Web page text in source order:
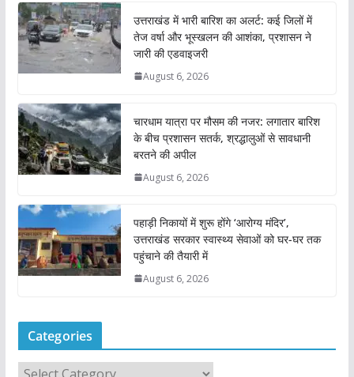
उत्तराखंड में भारी बारिश का अलर्ट: कई जिलों में
तेज वर्षा और भूस्खलन की आशंका, प्रशासन ने
जारी की एडवाइजरी
August 6, 2026
चारधाम यात्रा पर मौसम की नजर: लगातार बारिश
के बीच प्रशासन सतर्क, श्रद्धालुओं से सावधानी
बरतने की अपील
August 6, 2026
पहाड़ी निकायों में शुरू होंगे ‘आरोग्य मंदिर’,
उत्तराखंड सरकार स्वास्थ्य सेवाओं को घर-घर तक
पहुंचाने की तैयारी में
August 6, 2026
Categories